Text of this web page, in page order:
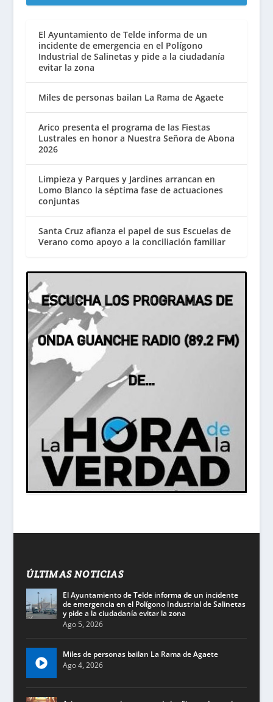
El Ayuntamiento de Telde informa de un
incidente de emergencia en el Polígono
Industrial de Salinetas y pide a la ciudadanía
evitar la zona
Miles de personas bailan La Rama de Agaete
Arico presenta el programa de las Fiestas
Lustrales en honor a Nuestra Señora de Abona
2026
Limpieza y Parques y Jardines arrancan en
Lomo Blanco la séptima fase de actuaciones
conjuntas
Santa Cruz afianza el papel de sus Escuelas de
Verano como apoyo a la conciliación familiar
ÚLTIMAS NOTICIAS
El Ayuntamiento de Telde informa de un incidente
de emergencia en el Polígono Industrial de Salinetas
y pide a la ciudadanía evitar la zona
Ago 5, 2026
Miles de personas bailan La Rama de Agaete
Ago 4, 2026